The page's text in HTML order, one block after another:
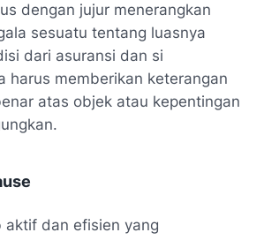
dengan jujur menerangkan
sesuatu tentang luasnya
dari asuransi dan si
harus memberikan keterangan
atas objek atau kepentingan
aktif dan efisien yang